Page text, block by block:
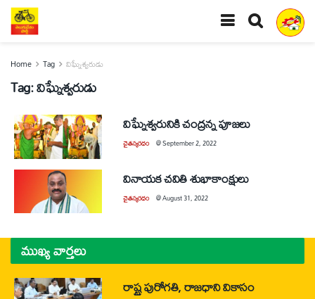
Home Tag విఘ్నేశ్వరుడు
Tag:విఘ్నేశ్వరుడు
విఘ్నేశ్వరునికి చంద్రన్న పూజలు
చైతన్యరధం @September 2, 2022
వినాయక చవితి శుభాకాంక్షులు
చైతన్యరధం @August 31, 2022
ముఖ్య వార్తలు
రాష్ట్ర పురోగతి, రాజధాని వికాసం